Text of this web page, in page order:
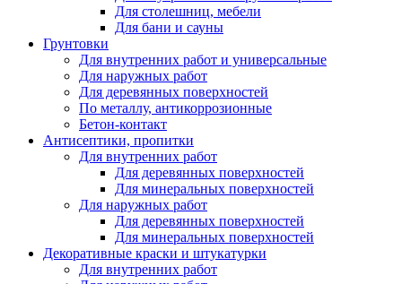
Для столешниц, мебели
Для бани и сауны
Грунтовки
Для внутренних работ и универсальные
Для наружных работ
Для деревянных поверхностей
По металлу, антикоррозионные
Бетон-контакт
Антисептики, пропитки
Для внутренних работ
Для деревянных поверхностей
Для минеральных поверхностей
Для наружных работ
Для деревянных поверхностей
Для минеральных поверхностей
Декоративные краски и штукатурки
Для внутренних работ